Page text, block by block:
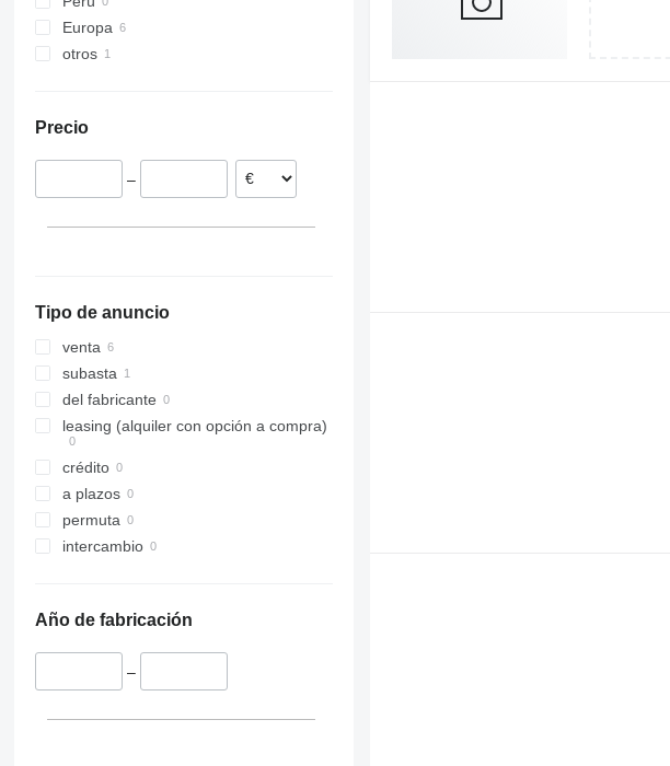
Europa
otros
Precio
–
Tipo de anuncio
venta
subasta
del fabricante
leasing (alquiler con opción a compra)
crédito
a plazos
permuta
intercambio
Año de fabricación
–